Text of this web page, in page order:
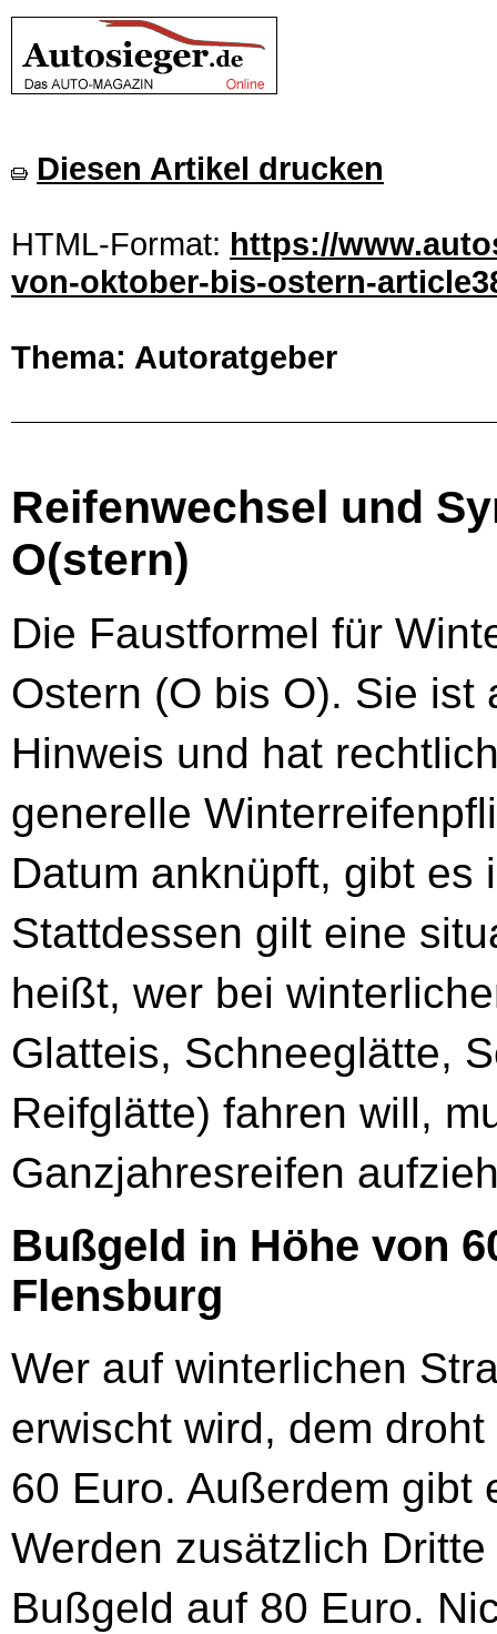
Diesen Artikel drucken
HTML-Format: https://
von-oktober-bis-ostern-
Thema: Autoratgeber
Reifenwechsel und
O(stern)
Die Faustformel für
Ostern (O bis O). Sie ist
Hinweis und hat
generelle
Datum anknüpft, gibt es
Stattdessen gilt eine
heißt, wer bei
Glatteis, Schneeglätte,
Reifglätte) fahren will,
Ganzjahresreifen
Bußgeld in Höhe von
Flensburg
Wer auf winterlichen
erwischt wird, dem
60 Euro. Außerdem gibt
Werden zusätzlich
Bußgeld auf 80 Euro.